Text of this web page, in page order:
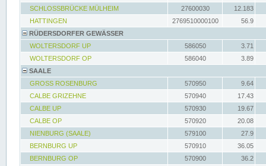
SCHLOSSBRÜCKE MÜLHEIM
27600030
12.183
HATTINGEN
2769510000100
56.9
RÜDERSDORFER GEWÄSSER
WOLTERSDORF UP
586050
3.71
WOLTERSDORF OP
586040
3.89
SAALE
GROSS ROSENBURG
570950
9.64
CALBE GRIZEHNE
570940
17.43
CALBE UP
570930
19.67
CALBE OP
570920
20.08
NIENBURG (SAALE)
579100
27.9
BERNBURG UP
570910
36.05
BERNBURG OP
570900
36.2